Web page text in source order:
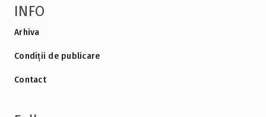
INFO
Arhiva
Condiții de publicare
Contact